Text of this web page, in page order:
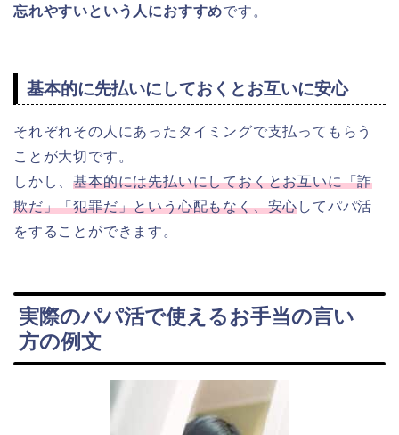
忘れやすいという人におすすめです。
基本的に先払いにしておくとお互いに安心
それぞれその人にあったタイミングで支払ってもらう
ことが大切です。
しかし、基本的には先払いにしておくとお互いに「詐
欺だ」「犯罪だ」という心配もなく、安心してパパ活
をすることができます。
実際のパパ活で使えるお手当の言い
方の例文